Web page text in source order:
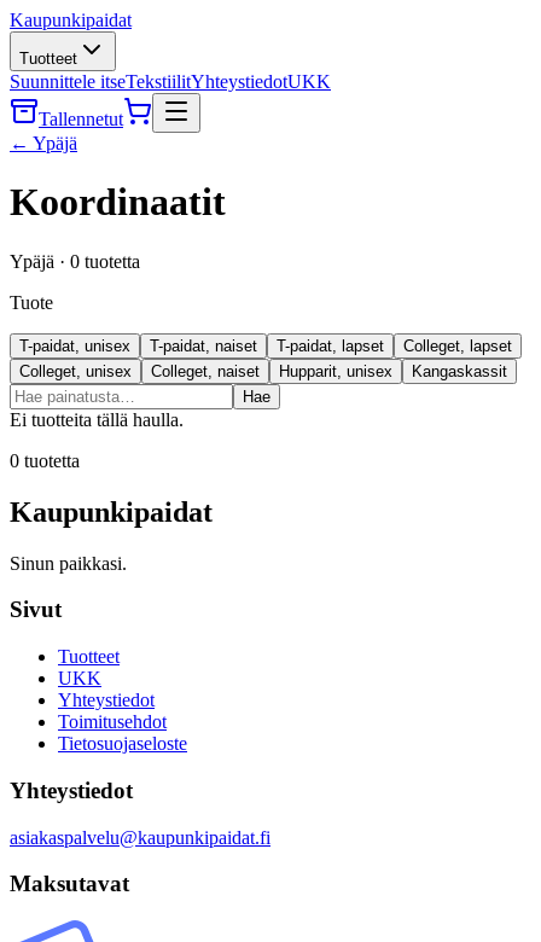
Kaupunkipaidat
Tuotteet
Suunnittele itseTekstiilitYhteystiedotUKK
Tallennetut
← Ypäjä
Koordinaatit
Ypäjä · 0 tuotetta
Tuote
T-paidat, unisex T-paidat, naiset T-paidat, lapset
Colleget, lapset
Colleget, unisex
Colleget, naiset Hupparit, unisex
Kangaskassit
Hae
Ei tuotteita tällä haulla.
0 tuotetta
Kaupunkipaidat
Sinun paikkasi.
Sivut
Tuotteet
UKK
Yhteystiedot
Toimitusehdot
Tietosuojaseloste
Yhteystiedot
asiakaspalvelu@kaupunkipaidat.fi
Maksutavat